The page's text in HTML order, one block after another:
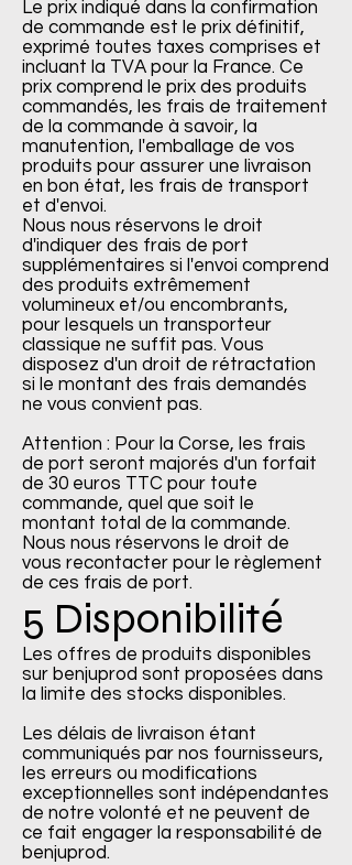
Le prix indiqué dans la confirmation
de commande est le prix définitif,
exprimé toutes taxes comprises et
incluant la TVA pour la France. Ce
prix comprend le prix des produits
commandés, les frais de traitement
de la commande à savoir, la
manutention, l'emballage de vos
produits pour assurer une livraison
en bon état, les frais de transport
et d'envoi.
Nous nous réservons le droit
d'indiquer des frais de port
supplémentaires si l'envoi comprend
des produits extrêmement
volumineux et/ou encombrants,
pour lesquels un transporteur
classique ne suffit pas. Vous
disposez d'un droit de rétractation
si le montant des frais demandés
ne vous convient pas.
Attention : Pour la Corse, les frais
de port seront majorés d'un forfait
de 30 euros TTC pour toute
commande, quel que soit le
montant total de la commande.
Nous nous réservons le droit de
vous recontacter pour le règlement
de ces frais de port.
5 Disponibilité
Les offres de produits disponibles
sur benjuprod sont proposées dans
la limite des stocks disponibles.
Les délais de livraison étant
communiqués par nos fournisseurs,
les erreurs ou modifications
exceptionnelles sont indépendantes
de notre volonté et ne peuvent de
ce fait engager la responsabilité de
benjuprod.